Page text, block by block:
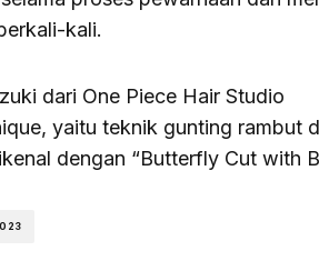
kali.
dari One Piece Hair Studio
yaitu teknik gunting rambut
dengan “Butterfly Cut with